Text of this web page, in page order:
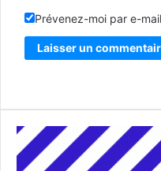
Prévenez-moi par e-